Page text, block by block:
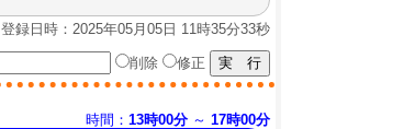
登録日時：2025年05月05日 11時35分33秒
削除 修正
時間： 13時00分～ 17時00分